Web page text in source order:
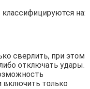
на:
сверлить, при этом
отключать удары.
включить только